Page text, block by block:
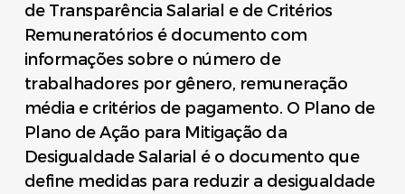
de Transparência Salarial e de Critérios
Remuneratórios é documento com
informações sobre o número de
trabalhadores por gênero, remuneração
média e critérios de pagamento. O Plano de
Plano de Ação para Mitigação da
Desigualdade Salarial é o documento que
define medidas para reduzir a desigualdade